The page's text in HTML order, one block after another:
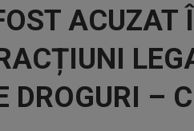
ACUZAT
DROGURI –